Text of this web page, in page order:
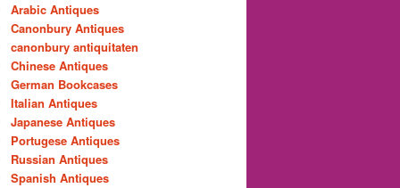
Arabic Antiques
Canonbury Antiques
canonbury antiquitaten
Chinese Antiques
German Bookcases
Italian Antiques
Japanese Antiques
Portugese Antiques
Russian Antiques
Spanish Antiques